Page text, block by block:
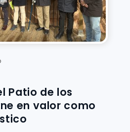
Patio de los
en valor como